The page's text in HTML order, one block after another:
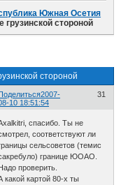
Южная Осетия
стороной
стороной
31
2007-
10 18:51:54
спасибо. Ты не
соответствуют ли
сельсоветов (темис
границе ЮОАО.
Надо проверить.
какой картой 80-х ты